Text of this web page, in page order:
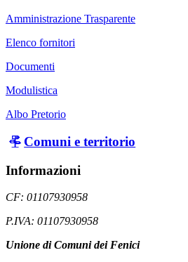
Amministrazione Trasparente
Elenco fornitori
Documenti
Modulistica
Albo Pretorio
Comuni e territorio
Informazioni
CF: 01107930958
P.IVA: 01107930958
Unione di Comuni dei Fenici